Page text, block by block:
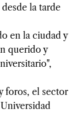
la tarde
en la ciudad y
querido y
foros, el sector